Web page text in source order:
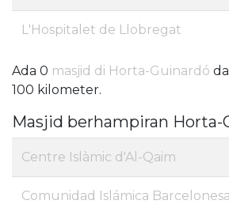
L'Hospitalet de Llobregat
Ada 0 masjid di Horta-Guinardó
100 kilometer.
Masjid berhampiran Horta-
Centre Islàmic d'Al-Qaim
Comunidad Islámica Barcelonesa